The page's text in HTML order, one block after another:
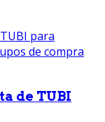
de TUBI